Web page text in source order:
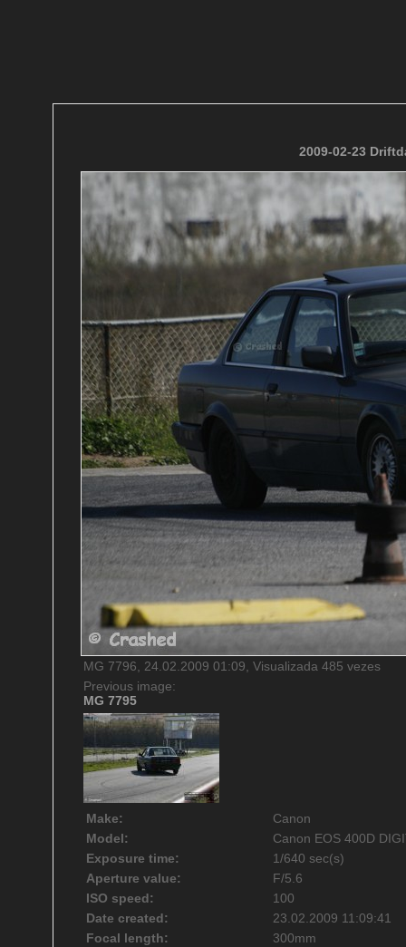
2009-02-23
MG 7796, 24.02.2009 01:09, Visualizada 485 vezes
Previous image:
MG 7795
Make:
Canon
Model:
Canon EOS 400D
Exposure time:
1/640 sec(s)
Aperture value:
F/5.6
ISO speed:
100
Date created:
23.02.2009 11:09:41
Focal length:
300mm